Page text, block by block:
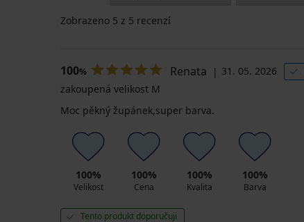
Zobrazeno 5 z 5 recenzí
100% Renata 31. 05. 2026
zakoupená velikost M
Moc pěkný župánek,super barva.
100%
Velikost
100%
Cena
100%
Kvalita
100%
Barva
Tento produkt doporučuji